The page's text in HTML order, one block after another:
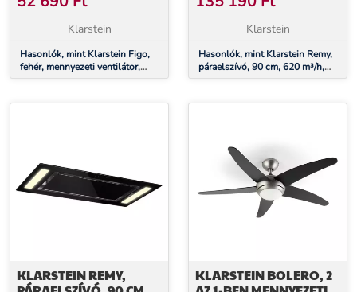
42 W, TÁVIRÁNYÍTÓ
Klarstein
Hasonlók, mint Klarstein Figo,
fehér, mennyezeti ventilátor,
52", 55 W, mennyezeti lámpa, 2
TÁVIRÁNYÍTÓ
Klarstein
Hasonlók, mint Klarstein Remy,
páraelszívó, 90 cm, 620 m³/h,
230 W, 3 fokozat, távirányító
KLARSTEIN REMY,
KLARSTEIN BOLERO, 2